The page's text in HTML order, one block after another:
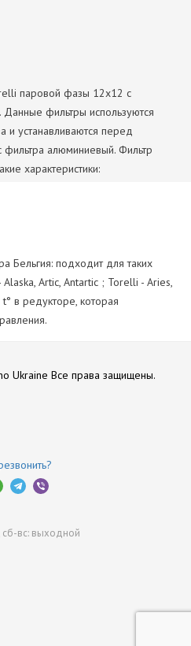
паровой фазы 12х12 с
фильтры используются
и устанавливаются перед
алюминиевый. Фильтр
характеристики:
Бельгия: подходит для таких
Artic, Antartic ; Torelli - Aries,
в редукторе, которая
Ukraine Все права защищены.
сб-вс: выходной